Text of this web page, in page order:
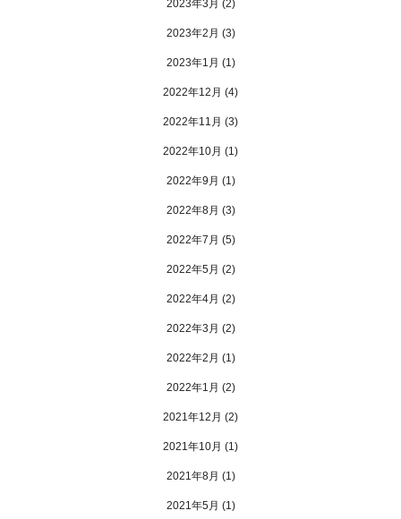
2023年3月 (2)
2023年2月 (3)
2023年1月 (1)
2022年12月 (4)
2022年11月 (3)
2022年10月 (1)
2022年9月 (1)
2022年8月 (3)
2022年7月 (5)
2022年5月 (2)
2022年4月 (2)
2022年3月 (2)
2022年2月 (1)
2022年1月 (2)
2021年12月 (2)
2021年10月 (1)
2021年8月 (1)
2021年5月 (1)